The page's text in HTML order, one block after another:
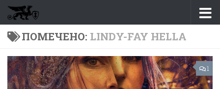
Перейти к содержимому
ПОМЕЧЕНО: LINDY-FAY HELLA
1